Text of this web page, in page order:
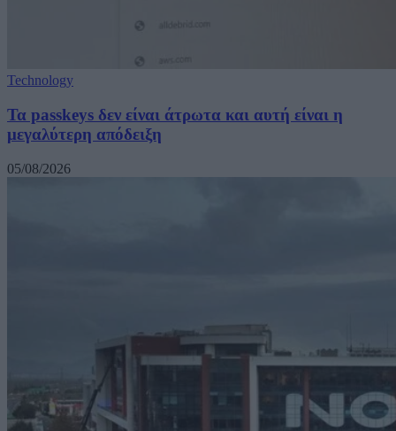
Technology
Τα passkeys δεν είναι άτρωτα και αυτή είναι η
μεγαλύτερη απόδειξη
05/08/2026